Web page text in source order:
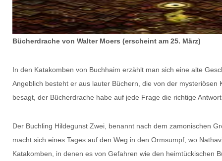
Bücherdrache von Walter Moers (erscheint am 25. März)
In den Katakomben von Buchhaim erzählt man sich eine alte
Angeblich besteht er aus lauter Büchern, die von der
besagt, der Bücherdrache habe auf jede Frage die richtige
Der Buchling Hildegunst Zwei, benannt nach dem zamonischen
macht sich eines Tages auf den Weg in den Ormsumpf, wo
Katakomben, in denen es von Gefahren wie den heimtückischen